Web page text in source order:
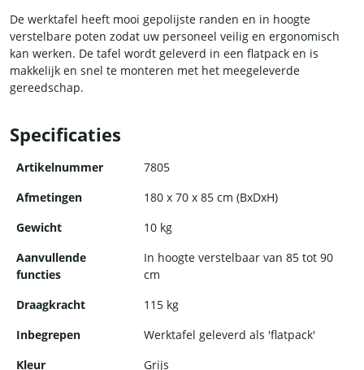
De werktafel heeft mooi gepolijste randen en in hoogte
verstelbare poten zodat uw personeel veilig en ergonomisch
kan werken. De tafel wordt geleverd in een flatpack en is
makkelijk en snel te monteren met het meegeleverde
gereedschap.
Specificaties
Artikelnummer
7805
Afmetingen
180 x 70 x 85 cm (BxDxH)
Gewicht
10 kg
Aanvullende
functies
In hoogte verstelbaar van 85 tot 90
cm
Draagkracht
115 kg
Inbegrepen
Werktafel geleverd als 'flatpack'
Kleur
Grijs